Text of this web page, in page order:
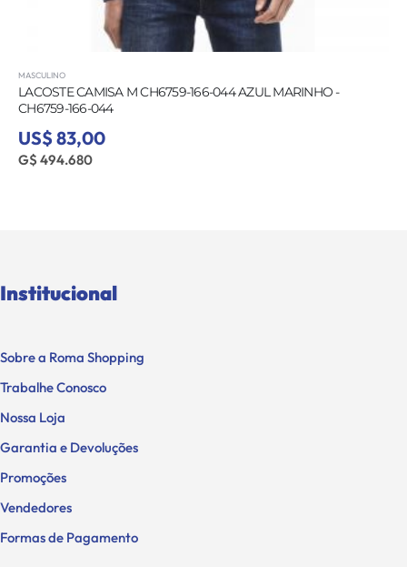
MASCULINO
LACOSTE CAMISA M CH6759-166-044 AZUL MARINHO -
CH6759-166-044
US$ 83,00
G$ 494.680
Institucional
Sobre a Roma Shopping
Trabalhe Conosco
Nossa Loja
Garantia e Devoluções
Promoções
Vendedores
Formas de Pagamento